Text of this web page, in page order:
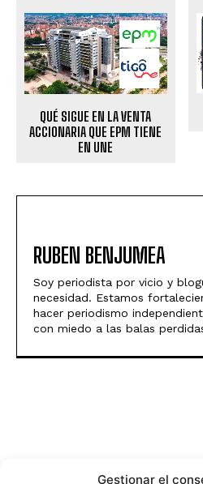
Gestionar el
QUÉ SIGUE EN LA VENTA
ACCIONARIA QUE EPM TIENE
EN UNE
RUBEN BENJUMEA
Soy periodista por vicio y
necesidad. Estamos
hacer periodismo
con miedo a las balas